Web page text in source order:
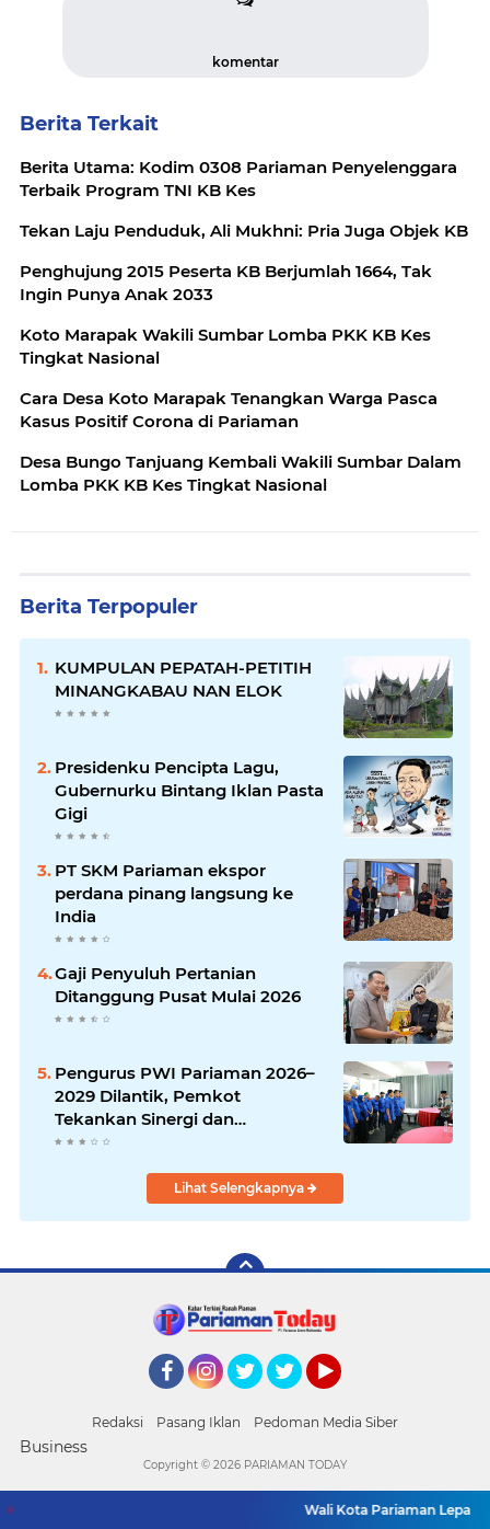
komentar
Berita Terkait
Berita Utama: Kodim 0308 Pariaman Penyelenggara
Terbaik Program TNI KB Kes
Tekan Laju Penduduk, Ali Mukhni: Pria Juga Objek KB
Penghujung 2015 Peserta KB Berjumlah 1664, Tak
Ingin Punya Anak 2033
Koto Marapak Wakili Sumbar Lomba PKK KB Kes
Tingkat Nasional
Cara Desa Koto Marapak Tenangkan Warga Pasca
Kasus Positif Corona di Pariaman
Desa Bungo Tanjuang Kembali Wakili Sumbar Dalam
Lomba PKK KB Kes Tingkat Nasional
Berita Terpopuler
KUMPULAN PEPATAH-PETITIH
MINANGKABAU NAN ELOK
Presidenku Pencipta Lagu,
Gubernurku Bintang Iklan Pasta
Gigi
PT SKM Pariaman ekspor
perdana pinang langsung ke
India
Gaji Penyuluh Pertanian
Ditanggung Pusat Mulai 2026
Pengurus PWI Pariaman 2026–
2029 Dilantik, Pemkot
Tekankan Sinergi dan
Profesionalisme Pers
Lihat Selengkapnya
Redaksi Pasang Iklan Pedoman Media Siber
Business
Wali Kota Pariaman Lepas
Copyright © 2026 PARIAMAN TODAY